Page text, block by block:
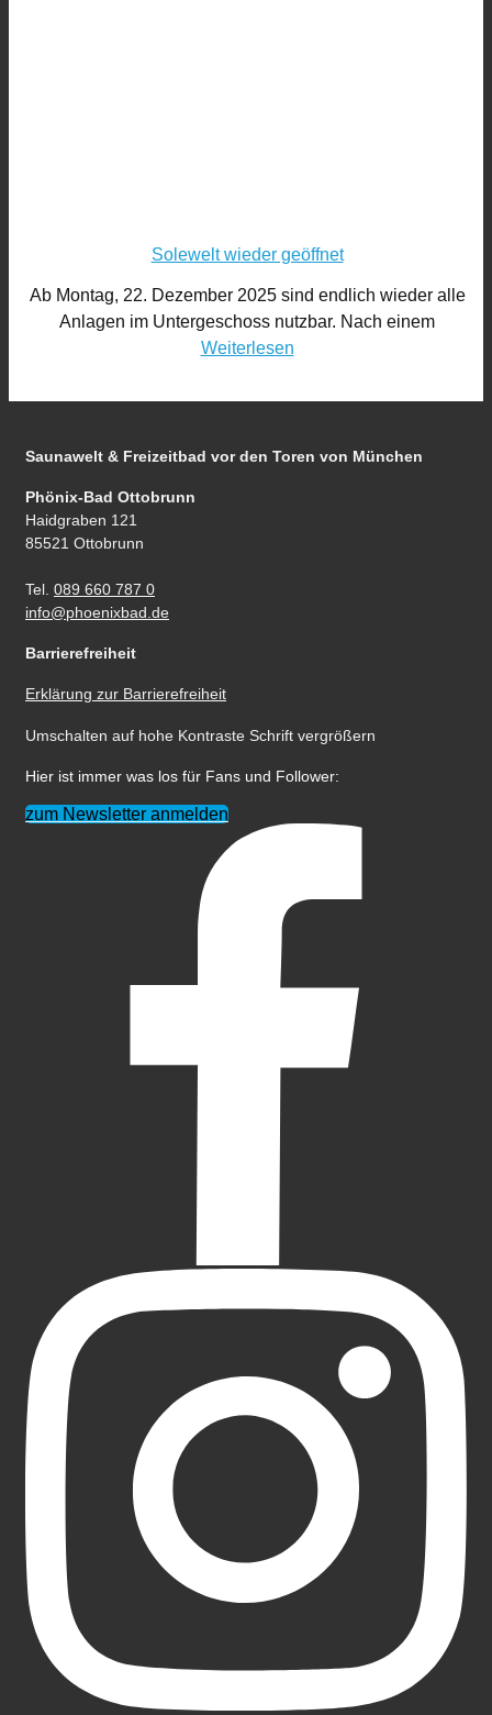
Solewelt wieder geöffnet
Ab Montag, 22. Dezember 2025 sind endlich wieder alle
Anlagen im Untergeschoss nutzbar. Nach einem
Weiterlesen
Saunawelt & Freizeitbad vor den Toren von München
Phönix-Bad Ottobrunn
Haidgraben 121
85521 Ottobrunn
Tel. 089 660 787 0
info@phoenixbad.de
Barrierefreiheit
Erklärung zur Barrierefreiheit
Umschalten auf hohe Kontraste Schrift vergrößern
Hier ist immer was los für Fans und Follower:
zum Newsletter anmelden